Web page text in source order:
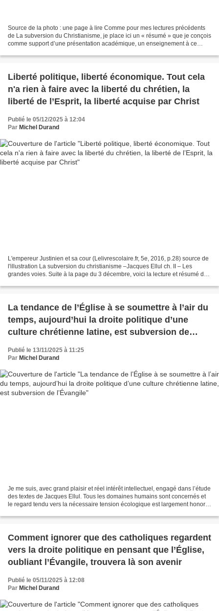
Source de la photo : une page à lire Comme pour mes lectures précédents
de La subversion du Christianisme, je place ici un « résumé » que je conçois
comme support d’une présentation académique, un enseignement à ce
Liberté politique, liberté économique. Tout cela
n'a rien à faire avec la liberté du chrétien, la
liberté de l’Esprit, la liberté acquise par Christ
Publié le 05/12/2025 à 12:04
Par Michel Durand
L'empereur Justinien et sa cour (Lelivrescolaire.fr, 5e, 2016, p.28) source de
l'illustration La subversion du christianisme –Jacques Ellul ch. II – Les
grandes voies. Suite à la page du 3 décembre, voici la lecture et résumé de
La tendance de l’Église à se soumettre à l’air du
temps, aujourd’hui la droite politique d’une
culture chrétienne latine, est subversion de
Publié le 13/11/2025 à 11:25
Par Michel Durand
Je me suis, avec grand plaisir et réel intérêt intellectuel, engagé dans l’étude
des textes de Jacques Ellul. Tous les domaines humains sont concernés et
le regard tendu vers la nécessaire tension écologique est largement honoré.
Comment ignorer que des catholiques regardent
vers la droite politique en pensant que l’Église,
oubliant l’Évangile, trouvera là son avenir
Publié le 05/11/2025 à 12:08
Par Michel Durand